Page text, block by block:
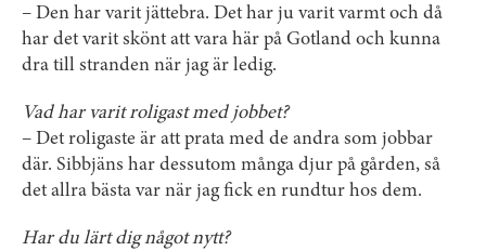
– Den har varit jättebra. Det har ju varit varmt och då
har det varit skönt att vara här på Gotland och kunna
dra till stranden när jag är ledig.
Vad har varit roligast med jobbet?
– Det roligaste är att prata med de andra som jobbar
där. Sibbjäns har dessutom många djur på gården, så
det allra bästa var när jag fick en rundtur hos dem.
Har du lärt dig något nytt?